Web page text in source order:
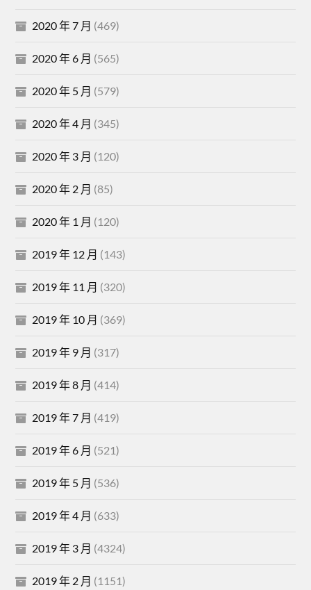
2020 年 7 月 (469)
2020 年 6 月 (565)
2020 年 5 月 (579)
2020 年 4 月 (345)
2020 年 3 月 (120)
2020 年 2 月 (85)
2020 年 1 月 (120)
2019 年 12 月 (143)
2019 年 11 月 (320)
2019 年 10 月 (369)
2019 年 9 月 (317)
2019 年 8 月 (414)
2019 年 7 月 (419)
2019 年 6 月 (521)
2019 年 5 月 (536)
2019 年 4 月 (633)
2019 年 3 月 (4324)
2019 年 2 月 (1151)